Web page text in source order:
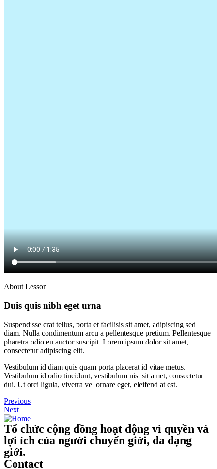
About Lesson
Duis quis nibh eget urna
Suspendisse erat tellus, porta et facilisis sit amet, adipiscing sed
diam. Nulla condimentum arcu a pellentesque pretium. Pellentesque
pharetra odio eu auctor suscipit. Lorem ipsum dolor sit amet,
consectetur adipiscing elit.
Vestibulum id diam quis quam porta placerat id vitae metus.
Vestibulum id odio tincidunt, vestibulum nisi sit amet, consectetur
dui. Ut orci ligula, viverra vel ornare eget, eleifend at est.
Previous
Next
Tổ chức cộng đồng hoạt động vì quyền và
lợi ích của người chuyển giới, đa dạng
giới.
Contact